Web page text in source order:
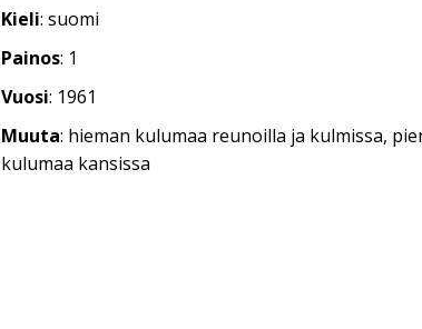
Kieli: suomi
Painos: 1
Vuosi: 1961
Muuta: hieman kulumaa reunoilla ja kulmissa,
kulumaa kansissa